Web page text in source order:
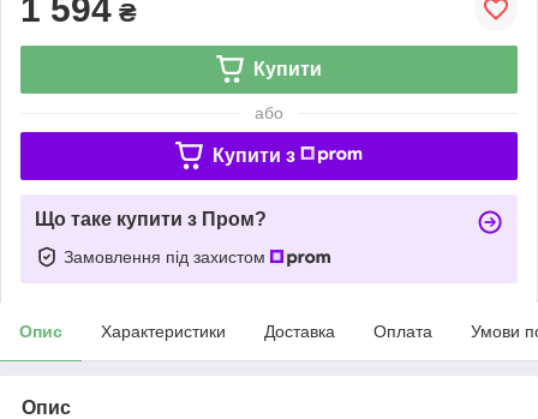
1 594 ₴
Купити
або
Купити з
Що таке купити з Пром?
Замовлення під захистом
Опис Характеристики Доставка Оплата Умови
Опис